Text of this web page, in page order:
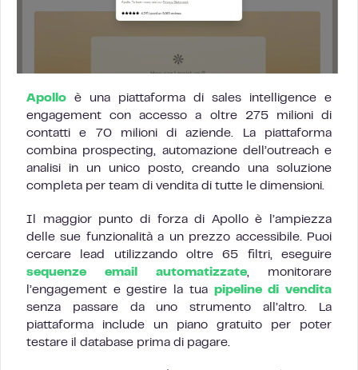
Apollo è una piattaforma di sales intelligence e
engagement con accesso a oltre 275 milioni di
contatti e 70 milioni di aziende. La piattaforma
combina prospecting, automazione dell’outreach e
analisi in un unico posto, creando una soluzione
completa per team di vendita di tutte le dimensioni.
Il maggior punto di forza di Apollo è l’ampiezza
delle sue funzionalità a un prezzo accessibile. Puoi
cercare lead utilizzando oltre 65 filtri, eseguire
sequenze email automatizzate, monitorare
l’engagement e gestire la tua pipeline di vendita
senza passare da uno strumento all’altro. La
piattaforma include un piano gratuito per poter
testare il database prima di pagare.